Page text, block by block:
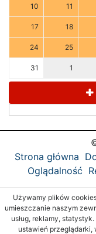
10 11
17 18
24 25
31 1
Strona główna
Oglądalność
Używamy plików
umieszczanie naszym
usług, reklamy,
ustawień przeglądarki,